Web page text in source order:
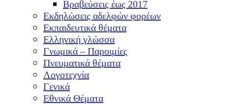
Βραβεύσεις έως 2017
Εκδηλώσεις αδελφών φορέων
Εκπαιδευτικά θέματα
Ελληνική γλώσσα
Γνωμικά – Παροιμίες
Πνευματικά θέματα
Λογοτεχνία
Γενικά
Εθνικά Θέματα